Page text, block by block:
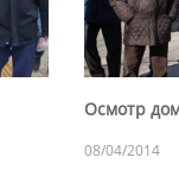
Осмотр
08/04/2014